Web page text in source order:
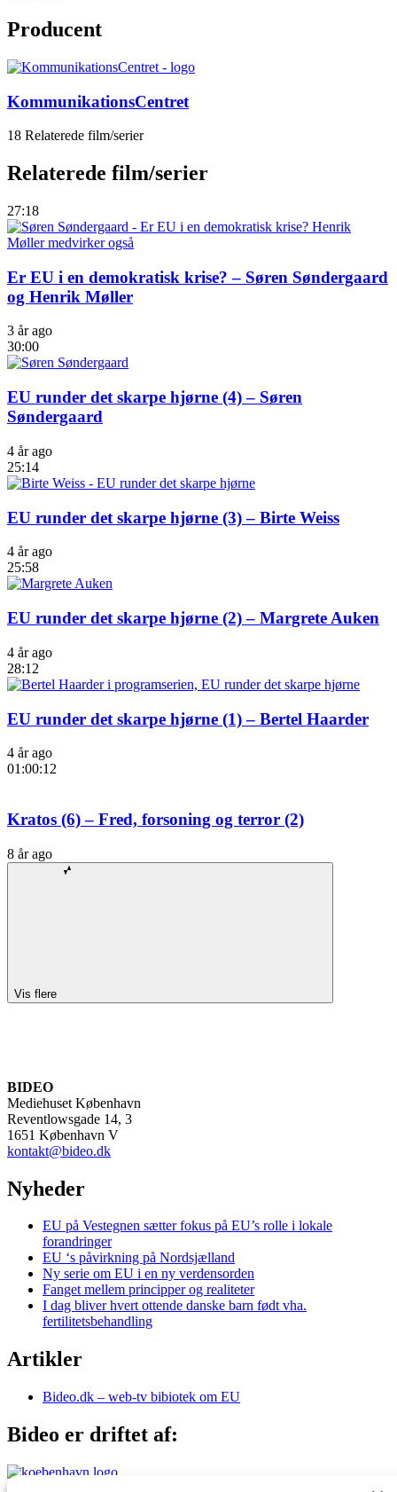
Producent
KommunikationsCentret
18 Relaterede film/serier
Relaterede film/serier
27:18
Er EU i en demokratisk krise? – Søren Søndergaard
og Henrik Møller
3 år ago
30:00
EU runder det skarpe hjørne (4) – Søren
Søndergaard
4 år ago
25:14
EU runder det skarpe hjørne (3) – Birte Weiss
4 år ago
25:58
EU runder det skarpe hjørne (2) – Margrete Auken
4 år ago
28:12
EU runder det skarpe hjørne (1) – Bertel Haarder
4 år ago
01:00:12
Kratos (6) – Fred, forsoning og terror (2)
8 år ago
Vis flere
BIDEO
Mediehuset København
Reventlowsgade 14, 3
1651 København V
kontakt@bideo.dk
Nyheder
EU på Vestegnen sætter fokus på EU’s rolle i lokale
forandringer
EU ‘s påvirkning på Nordsjælland
Ny serie om EU i en ny verdensorden
Fanget mellem principper og realiteter
I dag bliver hvert ottende danske barn født vha.
fertilitetsbehandling
Artikler
Bideo.dk – web-tv bibiotek om EU
Bideo er driftet af: